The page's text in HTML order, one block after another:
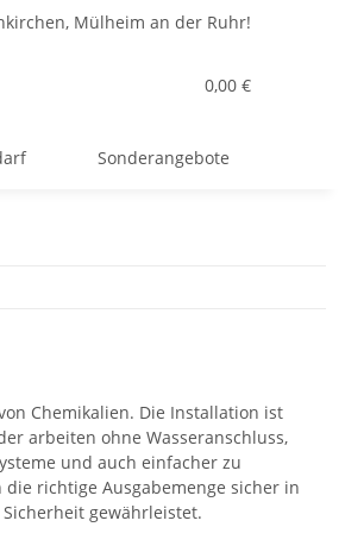
Mülheim an der Ruhr!
0,00 €
Sonderangebote
Chemikalien. Die Installation ist
arbeiten ohne Wasseranschluss,
und auch einfacher zu
richtige Ausgabemenge sicher in
gewährleistet.